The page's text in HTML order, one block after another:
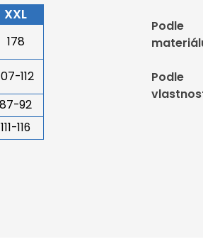
XXL
178
112
87-92
111-116
Podle
Podle